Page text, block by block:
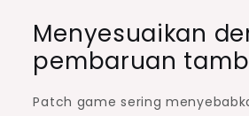
Menyesuaikan
pembaruan
Patch game sering